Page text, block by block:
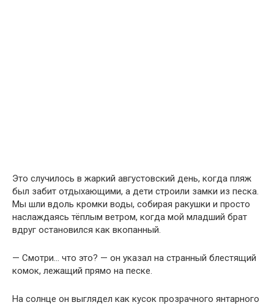
Это случилось в жаркий августовский день, когда пляж
был забит отдыхающими, а дети строили замки из песка.
Мы шли вдоль кромки воды, собирая ракушки и просто
наслаждаясь тёплым ветром, когда мой младший брат
вдруг остановился как вкопанный.
— Смотри… что это? — он указал на странный блестящий
комок, лежащий прямо на песке.
На солнце он выглядел как кусок прозрачного янтарного